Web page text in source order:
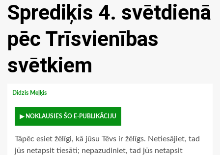
Sprediķis 4. svētdienā
pēc Trīsvienības
svētkiem
Didzis Meļķis
▶ NOKLAUSIES ŠO E-PUBLIKĀCIJU
Tāpēc esiet žēlīgi, kā jūsu Tēvs ir žēlīgs. Netiesājiet, tad
jūs netapsit tiesāti; nepazudiniet, tad jūs netapsit